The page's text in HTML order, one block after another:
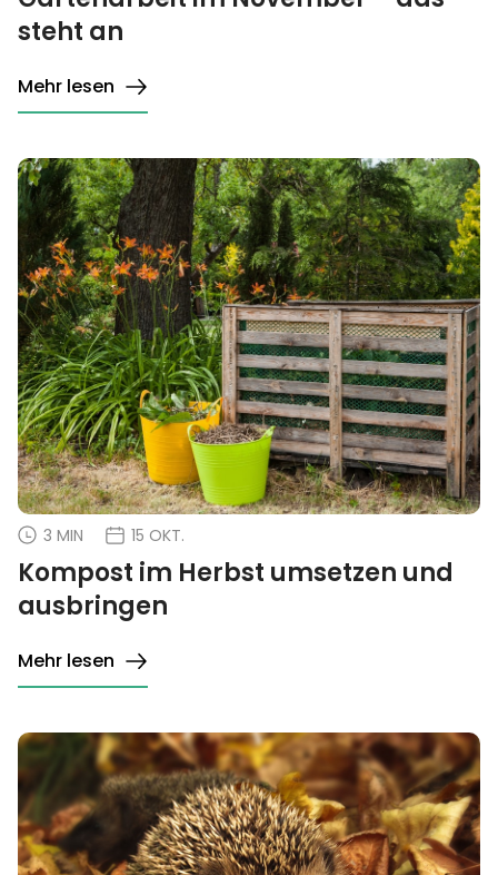
steht an
Mehr lesen
3 MIN 15 OKT.
Kompost im Herbst umsetzen und
ausbringen
Mehr lesen